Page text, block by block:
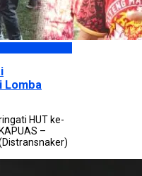
Lomba
HUT ke-
–